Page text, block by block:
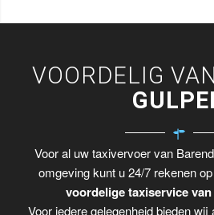
VOORDELIG
Voor al uw taxivervoer van
omgeving kunt u 24/7 rekenen
voordelige taxiservice
Voor iedere gelegenheid bieden